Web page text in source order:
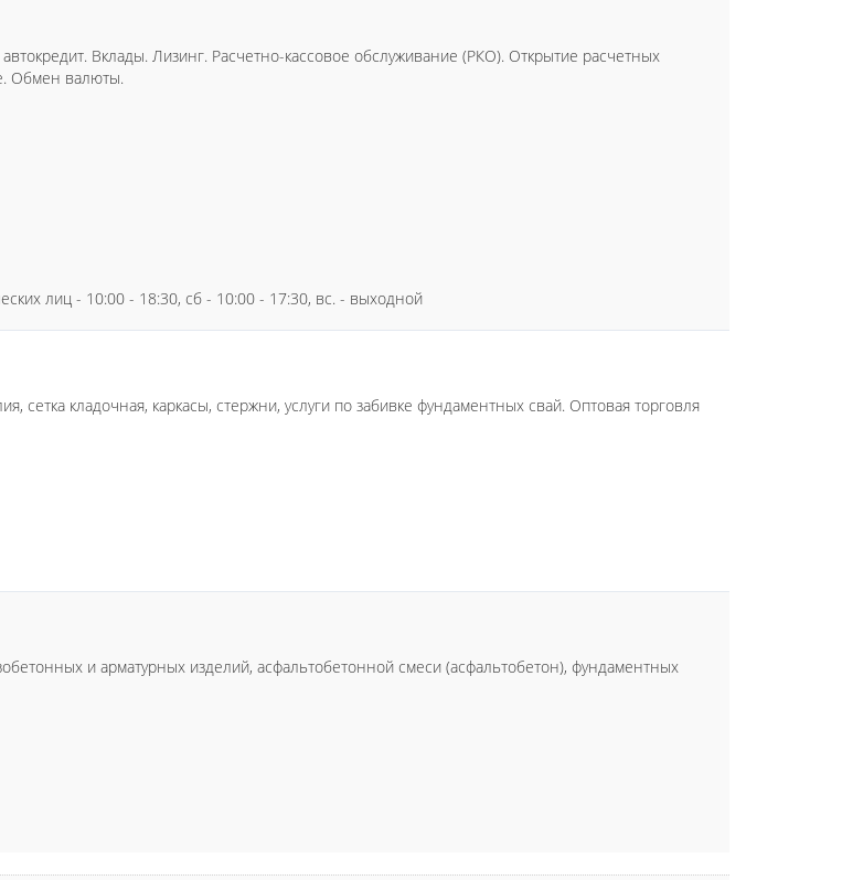
Вклады. Лизинг. Расчетно-кассовое обслуживание (РКО). Открытие расчетных
Обмен валюты.
лиц - 10:00 - 18:30, сб - 10:00 - 17:30, вс. - выходной
сетка кладочная, каркасы, стержни, услуги по забивке фундаментных свай. Оптовая торговля
и арматурных изделий, асфальтобетонной смеси (асфальтобетон), фундаментных